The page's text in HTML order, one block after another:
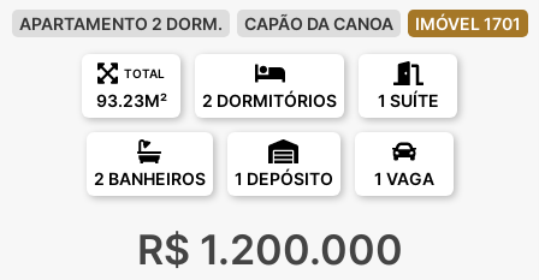
APARTAMENTO 2 DORM. CAPÃO DA CANOA IMÓVEL 1701
TOTAL
93.23M² 2 DORMITÓRIOS 1 SUÍTE
2 BANHEIROS 1 DEPÓSITO 1 VAGA
R$ 1.200.000